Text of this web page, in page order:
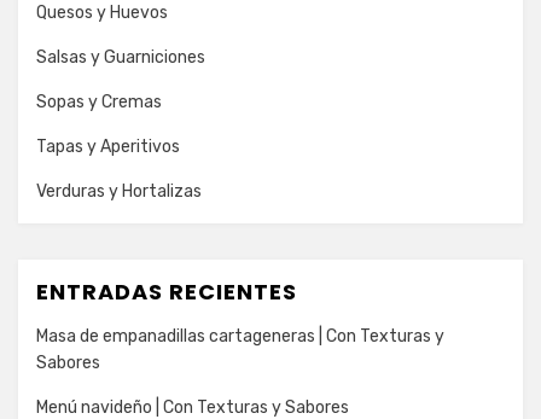
Quesos y Huevos
Salsas y Guarniciones
Sopas y Cremas
Tapas y Aperitivos
Verduras y Hortalizas
ENTRADAS RECIENTES
Masa de empanadillas cartageneras | Con Texturas y
Sabores
Menú navideño | Con Texturas y Sabores